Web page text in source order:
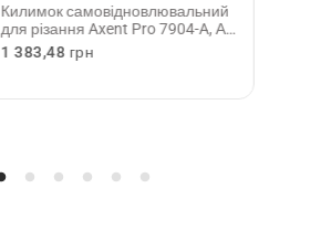
Килимок самовідновлювальний
для різання Axent Pro 7904-A, А1,
п'ятишаровий
З
ч
а
ц
1 383,48 грн